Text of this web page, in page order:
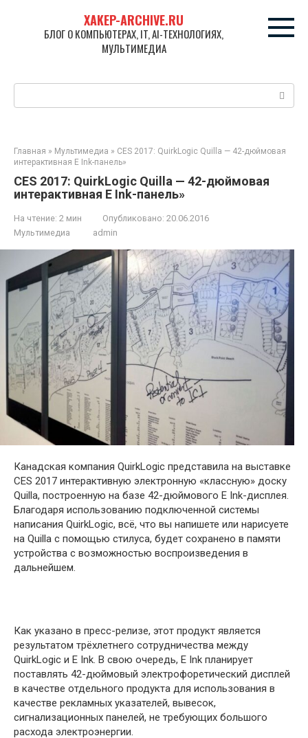
XAKEP-ARCHIVE.RU
БЛОГ О КОМПЬЮТЕРАХ, IT, AI-ТЕХНОЛОГИЯХ,
МУЛЬТИМЕДИА
Поиск:
Главная » Мультимедиа » CES 2017: QuirkLogic Quilla — 42-дюймовая
интерактивная E Ink-панель»
CES 2017: QuirkLogic Quilla — 42-дюймовая
интерактивная E Ink-панель»
На чтение: 2 мин Опубликовано: 20.06.2016
Мультимедиа
admin
Канадская компания QuirkLogic представила на выставке
CES 2017 интерактивную электронную «классную» доску
Quilla, построенную на базе 42-дюймового E Ink-дисплея.
Благодаря использованию подключенной системы
написания QuirkLogic, всё, что вы напишете или нарисуете
на Quilla с помощью стилуса, будет сохранено в памяти
устройства с возможностью воспроизведения в
дальнейшем.
Как указано в пресс-релизе, этот продукт является
результатом трёхлетнего сотрудничества между
QuirkLogic и E Ink. В свою очередь, E Ink планирует
поставлять 42-дюймовый электрофоретический дисплей
в качестве отдельного продукта для использования в
качестве рекламных указателей, вывесок,
сигнализационных панелей, не требующих большого
расхода электроэнергии.